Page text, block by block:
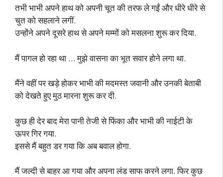
तभी भाभी अपने हाथ को अपनी चूत की तरफ ले गईं और धीरे धीरे से
चुत को सहलाने लगीं.
उन्होंने अपने दूसरे हाथ से अपने मम्मों को मसलना शुरू कर दिया.
मैं पागल हो रहा था … मुझे वासना का भूत सवार होने लगा था.
मैंने वहीं पर खड़े होकर भाभी की मदमस्त जवानी और उनकी बेताबी
को देखते हुए मुठ मारना शुरू कर दी.
कुछ ही देर बाद मेरा पानी तेजी से फिंका और भाभी की नाईटी के
ऊपर गिर गया.
इससे मैं बहुत डर गया कि अब बवाल होगा.
मैं जल्दी से बाहर आ गया और अपना लंड साफ करने लगा. फिर कुछ